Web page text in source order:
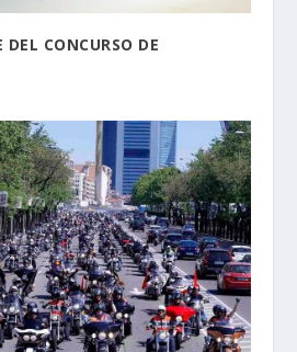
CONCURSO DE